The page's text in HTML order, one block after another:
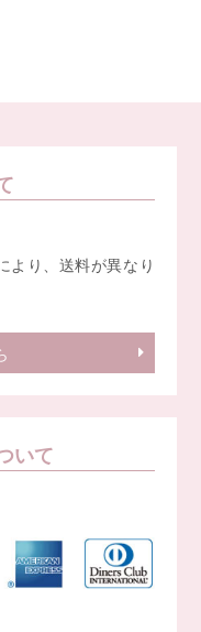
より、送料が異なり
いて